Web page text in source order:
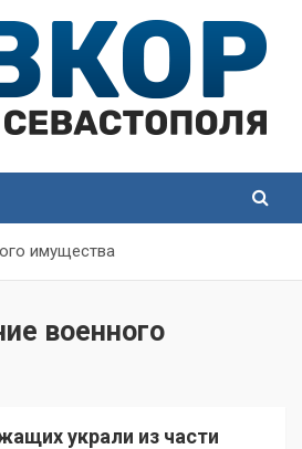
имущества
военного
украли из части